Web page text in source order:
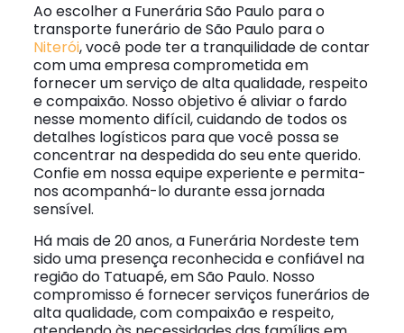
Ao escolher a Funerária São Paulo para o
transporte funerário de São Paulo para o
Niterói, você pode ter a tranquilidade de contar
com uma empresa comprometida em
fornecer um serviço de alta qualidade, respeito
e compaixão. Nosso objetivo é aliviar o fardo
nesse momento difícil, cuidando de todos os
detalhes logísticos para que você possa se
concentrar na despedida do seu ente querido.
Confie em nossa equipe experiente e permita-
nos acompanhá-lo durante essa jornada
sensível.
Há mais de 20 anos, a Funerária Nordeste tem
sido uma presença reconhecida e confiável na
região do Tatuapé, em São Paulo. Nosso
compromisso é fornecer serviços funerários de
alta qualidade, com compaixão e respeito,